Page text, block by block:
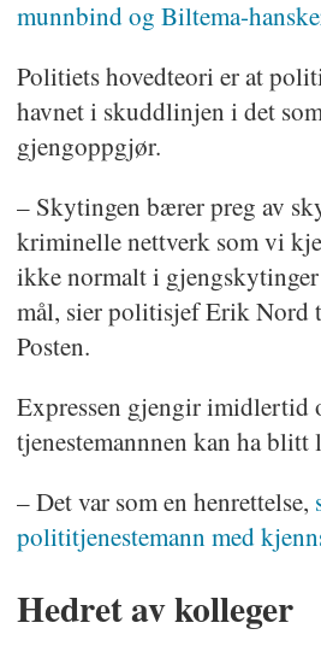
munnbind og Biltema-
Politiets hovedteori er at
havnet i skuddlinjen i det
gjengoppgjør.
– Skytingen bærer preg av
kriminelle nettverk som vi
ikke normalt i
mål, sier politisjef Erik Nord
Posten.
Expressen gjengir imidlertid
tjenestemannnen kan ha
–Det var som en henrettelse,
polititjenestemann med
Hedret av kolleger